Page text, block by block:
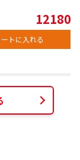
12180
トに入れる